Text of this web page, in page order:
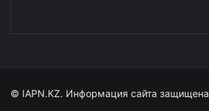
© IAPN.KZ. Информация сайта